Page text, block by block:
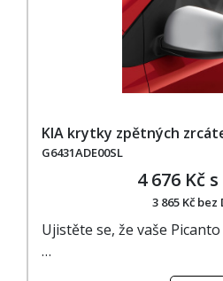
KIA krytky zpětných
G6431ADE00SL
4 676 Kč
3 865 Kč bez
Ujistěte se, že vaše
…